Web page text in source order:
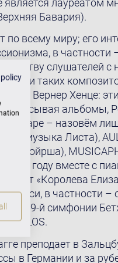
Бавария).
по всему миру; его
в
слушателей
таких
Вернер Хенце:
Записывая альбомы,
– назовём
(музыка Листа),
Войрша),
1988 году вместе с
дуэт «Королева
в частности –
9-й симфонии
и TELOS.
преподает в
в Германии и за